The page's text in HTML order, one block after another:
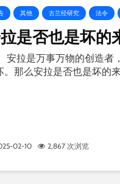
其他 古兰经研究 法令
是否也是坏的
安拉是万事万物的创造者
。那么安拉是否也是坏的
02-10 2,867 次浏览